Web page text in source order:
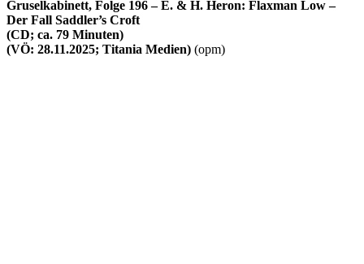
Gruselkabinett, Folge 196 – E. & H. Heron: Flaxman Low –
Der Fall Saddler’s Croft
(CD; ca. 79 Minuten)
(VÖ: 28.11.2025; Titania Medien) (opm)